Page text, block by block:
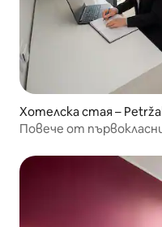
Хотелска стая –
Повече от